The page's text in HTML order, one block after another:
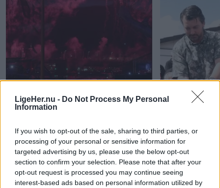
LigeHer.nu - Do Not Process My Personal
Information
If you wish to opt-out of the sale, sharing to third parties, or
processing of your personal or sensitive information for
targeted advertising by us, please use the below opt-out
section to confirm your selection. Please note that after your
opt-out request is processed you may continue seeing
interest-based ads based on personal information utilized by